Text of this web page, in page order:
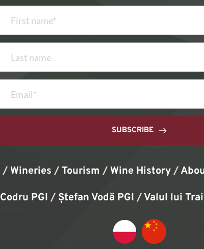
SUBSCRIBE
/Wineries /Tourism /Wine History/
Codru PGI / Ștefan Vodă PGI /Valul lui